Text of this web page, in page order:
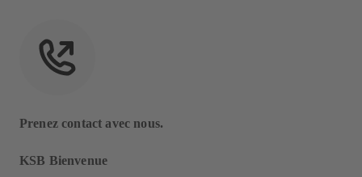
Prenez contact avec nous.
KSB Bienvenue